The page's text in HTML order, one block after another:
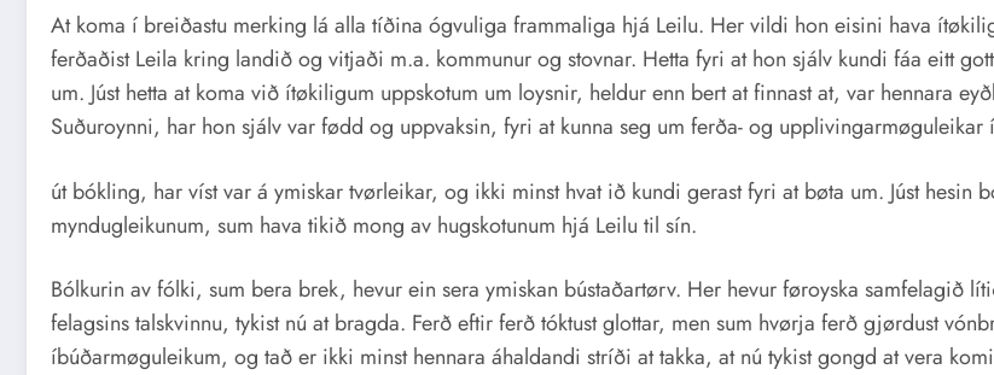
At koma í breiðastu merking lá alla tíðina ógvuliga frammaliga hjá Leilu. Her vildi hon eisini hava
ferðaðist Leila kring landið og vitjaði m.a. kommunur og stovnar. Hetta fyri at hon sjálv kundi fáa eitt
um. Júst hetta at koma við ítøkiligum uppskotum um loysnir, heldur enn bert at finnast at, var hennara
Suðuroynni, har hon sjálv var fødd og uppvaksin, fyri at kunna seg um ferða- og
út bókling, har víst var á ymiskar tvørleikar, og ikki minst hvat ið kundi gerast fyri at bøta um. Júst
myndugleikunum, sum hava tikið mong av hugskotunum hjá Leilu til sín.
Bólkurin av fólki, sum bera brek, hevur ein sera ymiskan bústaðartørv. Her hevur føroyska samfelagið
felagsins talskvinnu, tykist nú at bragda. Ferð eftir ferð tóktust glottar, men sum hvørja ferð gjørdust
íbúðarmøguleikum, og tað er ikki minst hennara áhaldandi stríði at takka, at nú tykist gongd at vera